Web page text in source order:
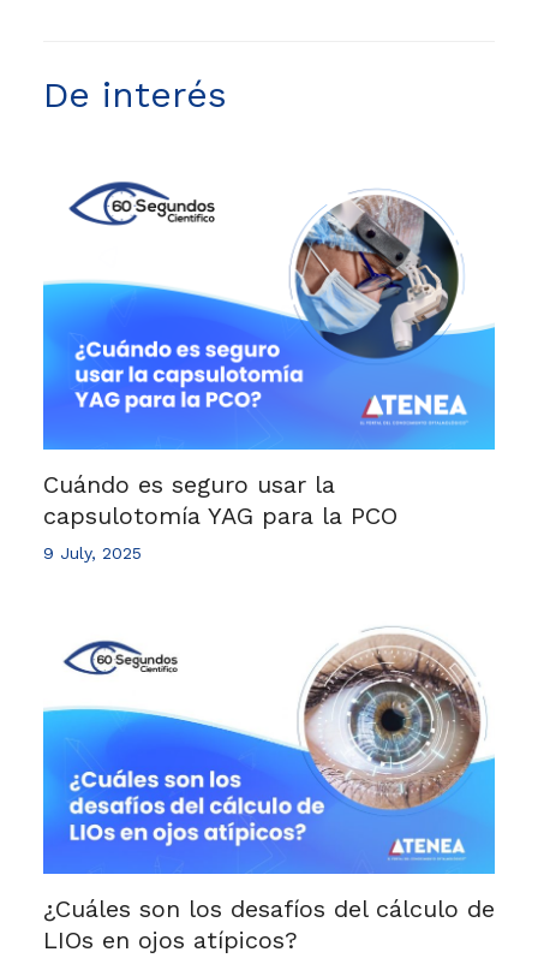
De interés
Cuándo es seguro usar la
capsulotomía YAG para la PCO
9 July, 2025
¿Cuáles son los desafíos del cálculo de
LIOs en ojos atípicos?